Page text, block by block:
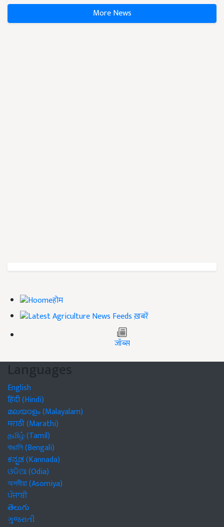
More News
होम
ख़बरें
जॉब्स
Languages
English
हिंदी (Hindi)
മലയാളം (Malayalam)
मराठी (Marathi)
தமிழ் (Tamil)
বাঙালি (Bengali)
ಕನ್ನಡ (Kannada)
ଓଡିଆ (Odia)
অসমীয়া (Asomiya)
ਪੰਜਾਬੀ
తెలుగు
ગુજરાતી